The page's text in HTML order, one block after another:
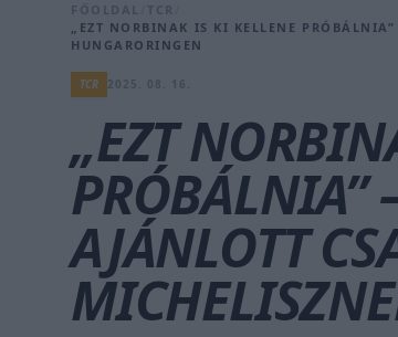
FŐOLDAL TCR
„EZT NORBINAK IS KI KELLENE
HUNGARORINGEN
TCR
„EZT
PRÓBÁLNIA”
AJÁNLOTT